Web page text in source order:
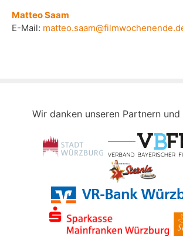
Matteo Saam
E-Mail:
Wir danken unseren Partnern